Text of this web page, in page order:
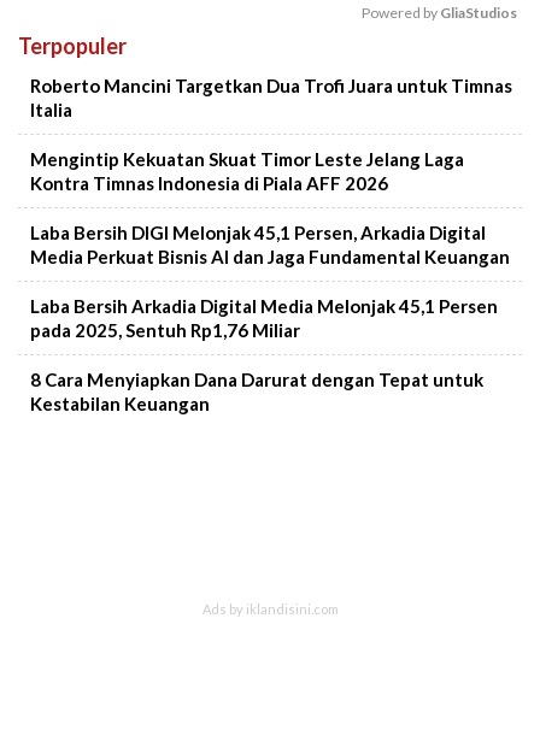
Powered by GliaStudios
Terpopuler
Roberto Mancini Targetkan Dua Trofi Juara untuk Timnas
Italia
Mengintip Kekuatan Skuat Timor Leste Jelang Laga
Kontra Timnas Indonesia di Piala AFF 2026
Laba Bersih DIGI Melonjak 45,1 Persen, Arkadia Digital
Media Perkuat Bisnis AI dan Jaga Fundamental Keuangan
Laba Bersih Arkadia Digital Media Melonjak 45,1 Persen
pada 2025, Sentuh Rp1,76 Miliar
8 Cara Menyiapkan Dana Darurat dengan Tepat untuk
Kestabilan Keuangan